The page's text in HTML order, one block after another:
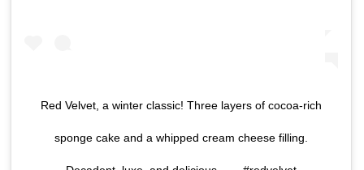
Red Velvet, a winter classic! Three layers of cocoa-rich
sponge cake and a whipped cream cheese filling.